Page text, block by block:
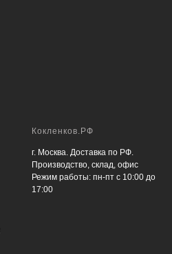
Кокленков.РФ
г. Москва. Доставка по РФ.
Производство, склад, офис
Режим работы: пн-пт с 10:00 до
17:00